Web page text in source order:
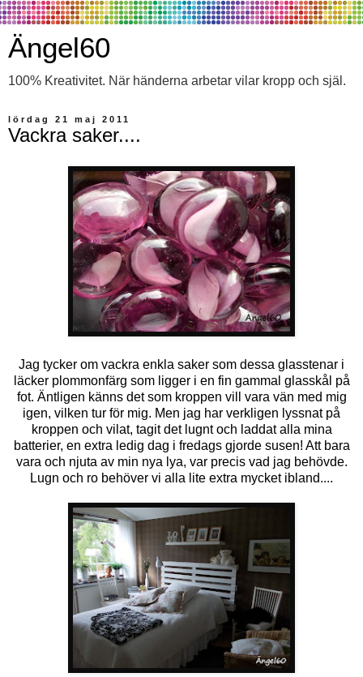
Ängel60
100% Kreativitet. När händerna arbetar vilar kropp och själ.
lördag 21 maj 2011
Vackra saker....
Jag tycker om vackra enkla saker som dessa glasstenar i
läcker plommonfärg som ligger i en fin gammal glasskål på
fot. Äntligen känns det som kroppen vill vara vän med mig
igen, vilken tur för mig. Men jag har verkligen lyssnat på
kroppen och vilat, tagit det lugnt och laddat alla mina
batterier, en extra ledig dag i fredags gjorde susen! Att bara
vara och njuta av min nya lya, var precis vad jag behövde.
Lugn och ro behöver vi alla lite extra mycket ibland....